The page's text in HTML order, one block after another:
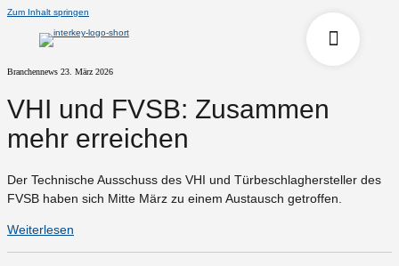
Zum Inhalt springen
Branchennews 23. März 2026
VHI und FVSB: Zusammen
mehr erreichen
Der Technische Ausschuss des VHI und Türbeschlaghersteller des
FVSB haben sich Mitte März zu einem Austausch getroffen.
Weiterlesen